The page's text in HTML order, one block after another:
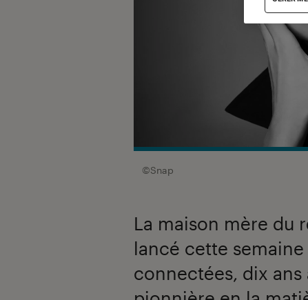
©Snap
La maison mère du
lancé cette
connectées, dix ans